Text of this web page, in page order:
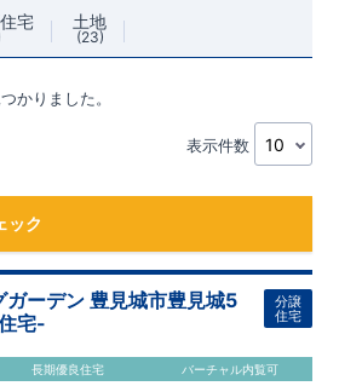
宅 土地
23
かりました。
表示件数
ック
ガーデン 豊見城市豊見城5
宅-
分譲
住宅
長期優良住宅 バーチャル内覧可